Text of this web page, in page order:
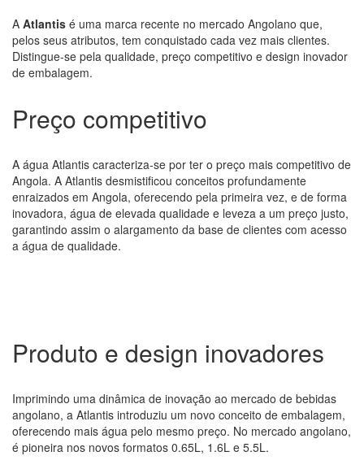
A Atlantis é uma marca recente no mercado Angolano que,
pelos seus atributos, tem conquistado cada vez mais clientes.
Distingue-se pela qualidade, preço competitivo e design inovador
de embalagem.
Preço competitivo
A água Atlantis caracteriza-se por ter o preço mais competitivo de
Angola. A Atlantis desmistificou conceitos profundamente
enraizados em Angola, oferecendo pela primeira vez, e de forma
inovadora, água de elevada qualidade e leveza a um preço justo,
garantindo assim o alargamento da base de clientes com acesso
a água de qualidade.
Produto e design inovadores
Imprimindo uma dinâmica de inovação ao mercado de bebidas
angolano, a Atlantis introduziu um novo conceito de embalagem,
oferecendo mais água pelo mesmo preço. No mercado angolano,
é pioneira nos novos formatos 0.65L, 1.6L e 5.5L.